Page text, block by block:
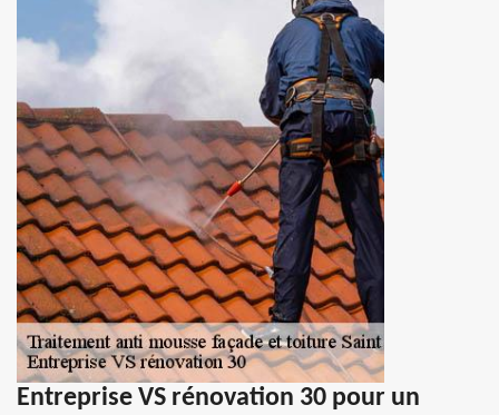
Entreprise VS rénovation 30 pour un